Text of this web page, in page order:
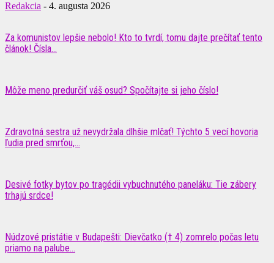
Redakcia - 4. augusta 2026
Za komunistov lepšie nebolo! Kto to tvrdí, tomu dajte prečítať tento
článok! Čísla...
Môže meno predurčiť váš osud? Spočítajte si jeho číslo!
Zdravotná sestra už nevydržala dlhšie mlčať! Týchto 5 vecí hovoria
ľudia pred smrťou,...
Desivé fotky bytov po tragédii vybuchnutého paneláku: Tie zábery
trhajú srdce!
Núdzové pristátie v Budapešti: Dievčatko († 4) zomrelo počas letu
priamo na palube...